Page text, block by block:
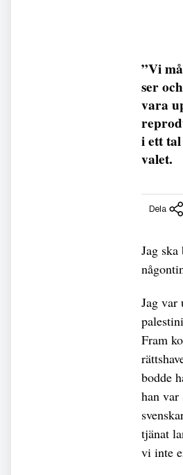
”Vi
ser
vara
i ett
valet.
Dela
Jag
Jag var
Fram
bodde
han
tjänat
vi inte